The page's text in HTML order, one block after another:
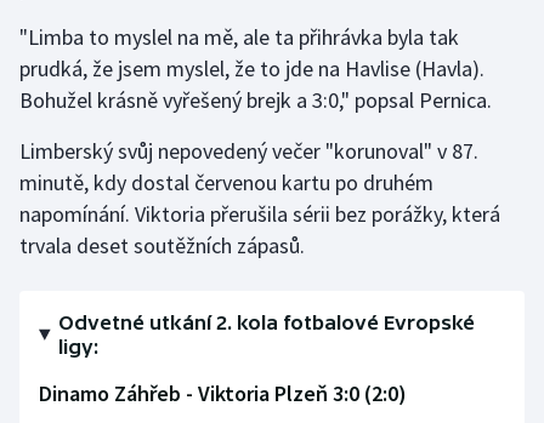
"Limba to myslel na mě, ale ta přihrávka byla tak
prudká, že jsem myslel, že to jde na Havlise (Havla).
Bohužel krásně vyřešený brejk a 3:0," popsal Pernica.
Limberský svůj nepovedený večer "korunoval" v 87.
minutě, kdy dostal červenou kartu po druhém
napomínání. Viktoria přerušila sérii bez porážky, která
trvala deset soutěžních zápasů.
Odvetné utkání 2. kola fotbalové Evropské
ligy:
Dinamo Záhřeb - Viktoria Plzeň 3:0 (2:0)